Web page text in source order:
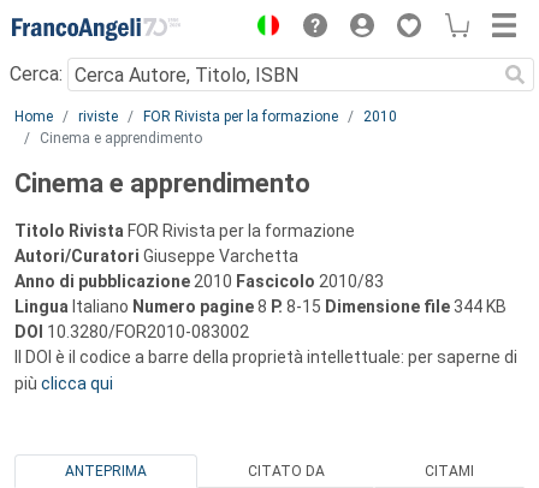
Menu
Cerca:
Main content
Home riviste FOR Rivista per la formazione
2010
Cinema e apprendimento
Cinema e apprendimento
Titolo Rivista FOR Rivista per la formazione
Autori/Curatori Giuseppe Varchetta
Anno di pubblicazione 2010 Fascicolo 2010/83
Lingua Italiano Numero pagine8 P. 8-15 Dimensione file 344 KB
DOI 10.3280/FOR2010-083002
Il DOI è il codice a barre della proprietà intellettuale: per saperne di
più clicca qui
ANTEPRIMA CITATO DA CITAMI